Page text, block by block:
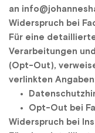
an
Widerspruch bei
Für eine
Verarbeitungen
(Opt-Out),
verlinkten
Opt-Out bei
Widerspruch bei